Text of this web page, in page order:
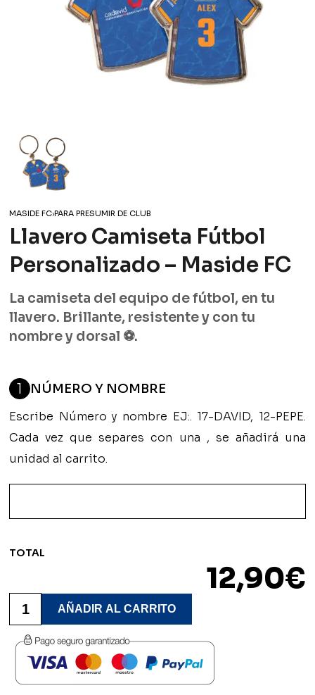
MASIDE FC›PARA PRESUMIR DE CLUB
Llavero Camiseta Fútbol
Personalizado – Maside FC
La camiseta del equipo de fútbol, en tu
llavero. Brillante, resistente y con tu
nombre y dorsal ⚽.
1 NÚMERO Y NOMBRE
Escribe Número y nombre EJ:. 17-DAVID, 12-PEPE.
Cada vez que separes con una , se añadirá una
unidad al carrito.
TOTAL
12,90€
Llavero
Camiseta
Personalizado
Maside
cantidad
AÑADIR AL CARRITO